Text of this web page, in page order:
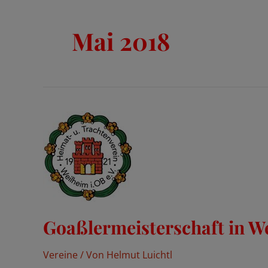
Mai 2018
Goaßlermeisterschaft in
Vereine / Von Helmut Luichtl